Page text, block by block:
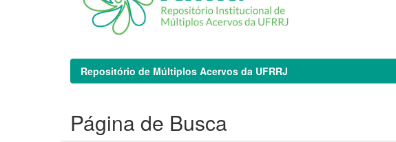
Repositório de Múltiplos Acervos da UFRRJ
Página de Busca